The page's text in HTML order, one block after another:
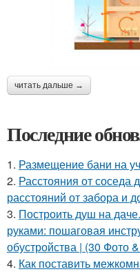
читать дальше →
Последние
1. Размещение бани на
2. Расстояния от
расстояний от забора и
3. Построить душ на
руками: пошаговая
обустройства | (30 Фото
4. Как поставить